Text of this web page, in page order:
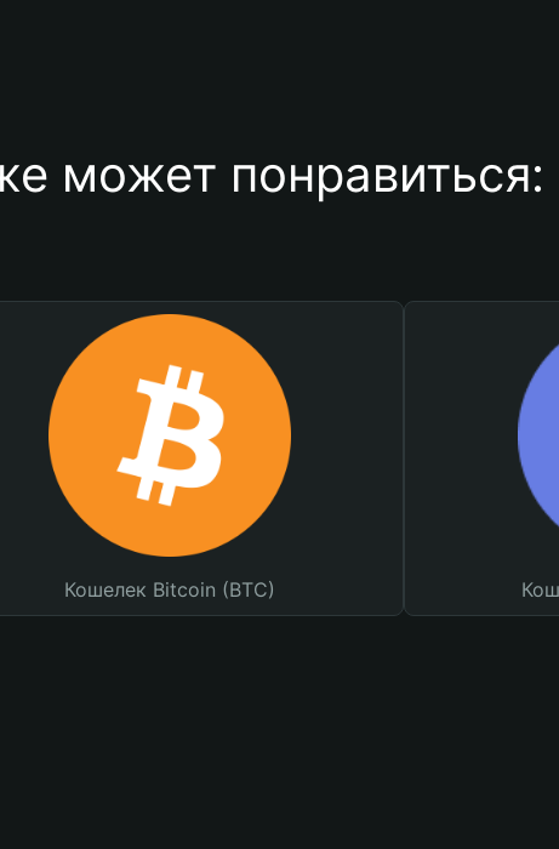
может понравиться:
Кошелек Bitcoin (BTC)